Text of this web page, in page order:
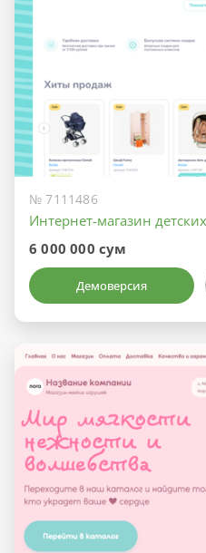
№ 7111486
Интернет-магазин
6 000 000 сум
Демоверсия